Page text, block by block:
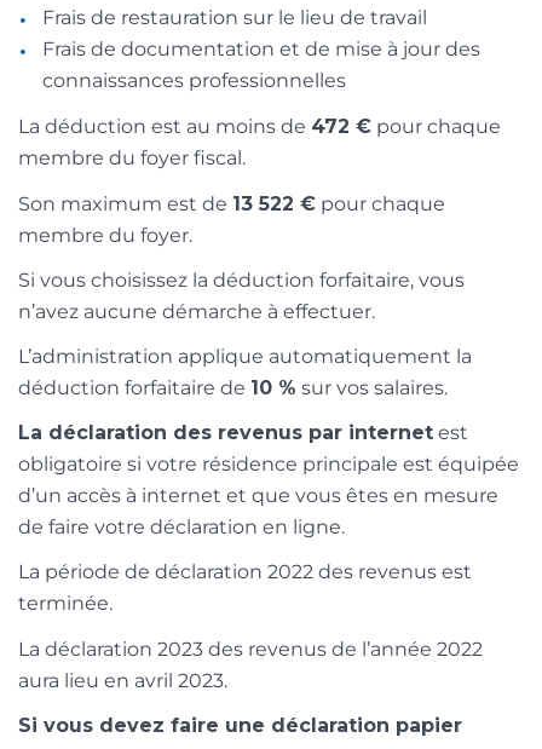
Frais de restauration sur le lieu de travail
Frais de documentation et de mise à jour des
connaissances professionnelles
La déduction est au moins de 472 € pour chaque
membre du foyer fiscal.
Son maximum est de 13 522 € pour chaque
membre du foyer.
Si vous choisissez la déduction forfaitaire, vous
n’avez aucune démarche à effectuer.
L’administration applique automatiquement la
déduction forfaitaire de 10 % sur vos salaires.
La déclaration des revenus par internet est
obligatoire si votre résidence principale est équipée
d’un accès à internet et que vous êtes en mesure
de faire votre déclaration en ligne.
La période de déclaration 2022 des revenus est
terminée.
La déclaration 2023 des revenus de l’année 2022
aura lieu en avril 2023.
Si vous devez faire une déclaration papier